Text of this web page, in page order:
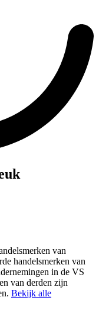
van
handelsmerken van
in de VS
van derden zijn
Bekijk alle